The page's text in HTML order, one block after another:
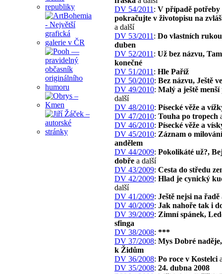
DV 54/2011 : V případě potřeby
pokračujte v životopisu na
a další
DV 53/2011 : Do vlastních
duben
DV 52/2011 : Už bez názvu,
konečné
DV 51/2011 : Hle Paříž
DV 50/2010: Bez názvu, Ještě
DV 49/2010: Malý a ještě
další
DV 48/2010: Písecké věže a
DV 47/2010: Touha po tropech
DV 46/2010: Písecké věže a
DV 45/2010: Záznam o
andělem
DV 44/2009: Pokolikáté už?,
dobře a další
DV 43/2009: Cesta do středu
DV 42/2009: Hlad je cynický
další
DV 41/2009: Ještě nejsi na řadě
DV 40/2009: Jak nahoře tak i
DV 39/2009: Zimní spánek,
sfinga
DV 38/2008: ***
DV 37/2008: Mys Dobré
k Židům
DV 36/2008: Po roce v Kostelci
DV 35/2008: 24. dubna 2008